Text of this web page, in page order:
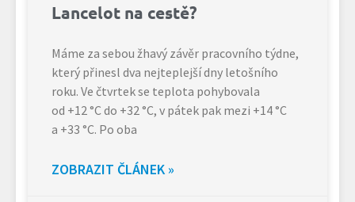
Lancelot na cestě?
Máme za sebou žhavý závěr pracovního týdne,
který přinesl dva nejteplejší dny letošního
roku. Ve čtvrtek se teplota pohybovala
od +12 °C do +32 °C, v pátek pak mezi +14 °C
a +33 °C. Po oba
ZOBRAZIT ČLÁNEK »